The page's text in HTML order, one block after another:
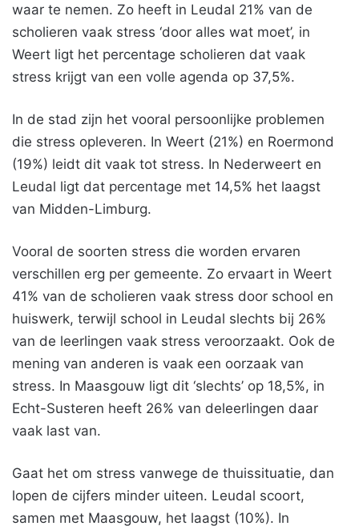
waar te nemen. Zo heeft in Leudal 21% van de
scholieren vaak stress ‘door alles wat moet’, in
Weert ligt het percentage scholieren dat vaak
stress krijgt van een volle agenda op 37,5%.
In de stad zijn het vooral persoonlijke problemen
die stress opleveren. In Weert (21%) en Roermond
(19%) leidt dit vaak tot stress. In Nederweert en
Leudal ligt dat percentage met 14,5% het laagst
van Midden-Limburg.
Vooral de soorten stress die worden ervaren
verschillen erg per gemeente. Zo ervaart in Weert
41% van de scholieren vaak stress door school en
huiswerk, terwijl school in Leudal slechts bij 26%
van de leerlingen vaak stress veroorzaakt. Ook de
mening van anderen is vaak een oorzaak van
stress. In Maasgouw ligt dit ‘slechts’ op 18,5%, in
Echt-Susteren heeft 26% van deleerlingen daar
vaak last van.
Gaat het om stress vanwege de thuissituatie, dan
lopen de cijfers minder uiteen. Leudal scoort,
samen met Maasgouw, het laagst (10%). In